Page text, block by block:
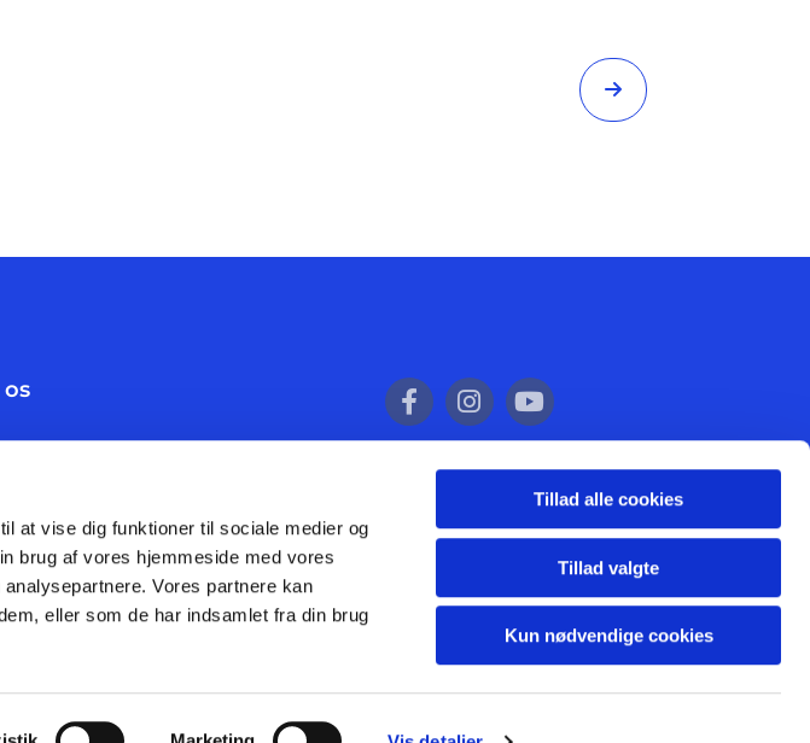
at vise dig funktioner til sociale medier og
brug af vores hjemmeside med vores
Vores partnere kan
eller som de har indsamlet fra din brug
Tillad alle cookies
Tillad valgte
Kun nødvendige cookies